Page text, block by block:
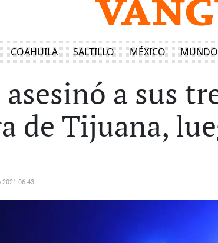
COAHUILA SALTILLO MÉXICO MUNDO
asesinó a sus
de Tijuana,
2021 06:43